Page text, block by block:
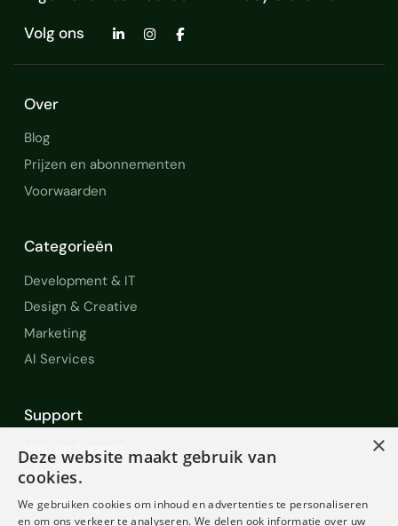
Volg ons
Over
Blog
Prijzen en abonnementen
Voorwaarden
Categorieën
Development & IT
Design & Creative
Marketing
AI Services
Support
Help en Support
FAQ
Contact
×
Deze website maakt gebruik van
cookies.
We gebruiken cookies om inhoud en advertenties te personaliseren
en om ons verkeer te analyseren. We delen ook informatie over uw